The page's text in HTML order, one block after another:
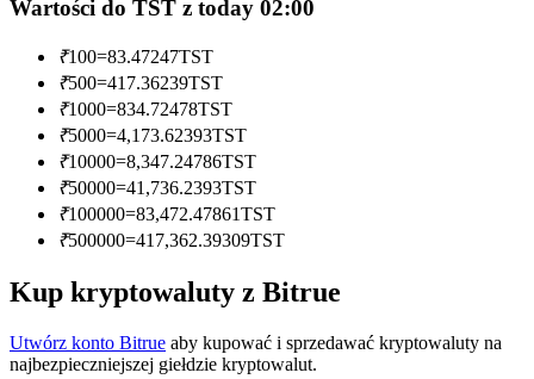
Informacja
Analiza Big Data, w tym informacje handlowe itp.
Wartości do TST z today 02:00
₹100=83.47247TST
₹500=417.36239TST
₹1000=834.72478TST
₹5000=4,173.62393TST
₹10000=8,347.24786TST
₹50000=41,736.2393TST
₹100000=83,472.47861TST
₹500000=417,362.39309TST
Kup kryptowaluty z Bitrue
Utwórz konto Bitrue aby kupować i sprzedawać kryptowaluty na
najbezpieczniejszej giełdzie kryptowalut.